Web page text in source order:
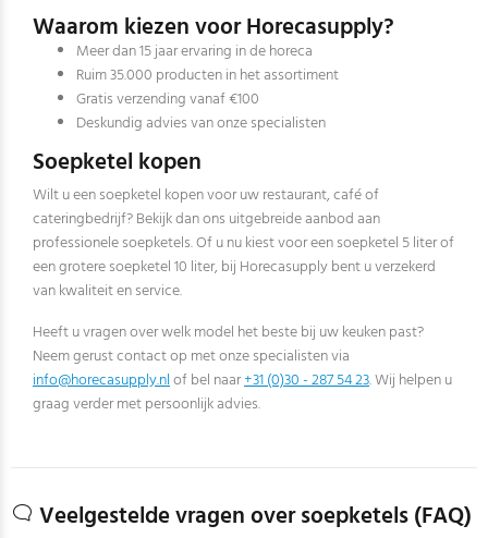
Waarom kiezen voor Horecasupply?
Meer dan 15 jaar ervaring in de horeca
Ruim 35.000 producten in het assortiment
Gratis verzending vanaf €100
Deskundig advies van onze specialisten
Soepketel kopen
Wilt u een soepketel kopen voor uw restaurant, café of
cateringbedrijf? Bekijk dan ons uitgebreide aanbod aan
professionele soepketels. Of u nu kiest voor een soepketel 5 liter of
een grotere soepketel 10 liter, bij Horecasupply bent u verzekerd
van kwaliteit en service.
Heeft u vragen over welk model het beste bij uw keuken past?
Neem gerust contact op met onze specialisten via
info@horecasupply.nlof bel naar+31 (0)30 - 287 54 23. Wij helpen u
graag verder met persoonlijk advies.
Veelgestelde vragen over soepketels (FAQ)